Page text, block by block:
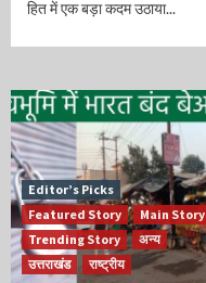
हित में एक बड़ा कदम उठाया...
Editor’s Picks
Featured Story
Main Story
Trending Story
अन्य
उत्तराखंड
राष्ट्रीय